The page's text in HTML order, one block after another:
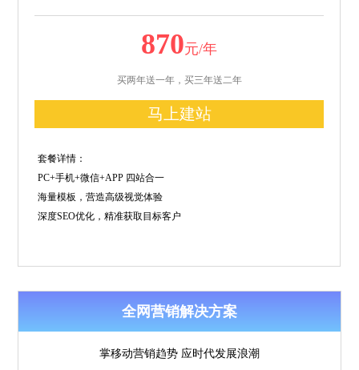
870元/年
买两年送一年，买三年送二年
马上建站
套餐详情：
PC+手机+微信+APP 四站合一
海量模板，营造高级视觉体验
深度SEO优化，精准获取目标客户
全网营销解决方案
掌移动营销趋势 应时代发展浪潮